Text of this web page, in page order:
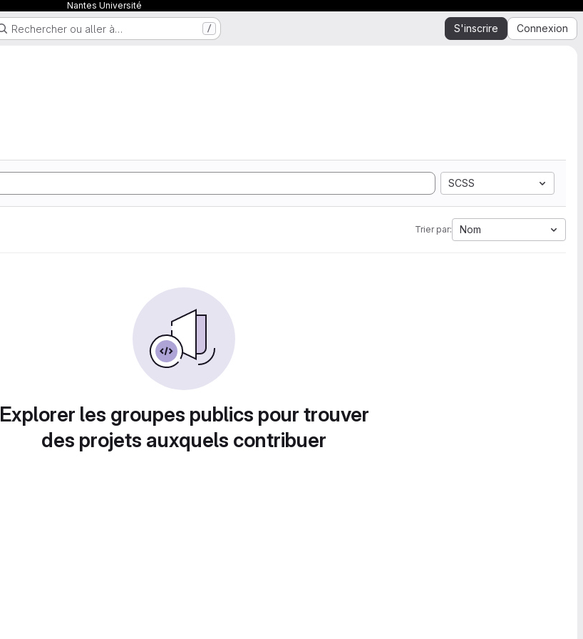
Nantes Université
Rechercher ou aller à… / S'inscrire Connexion
SCSS
Trier par: Nom
Explorer les groupes publics pour trouver
des projets auxquels contribuer